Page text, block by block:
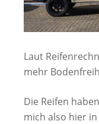
Laut
mehr
Die Reifen
mich also hier